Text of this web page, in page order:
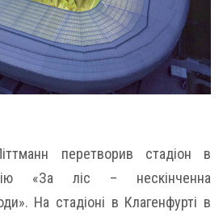
перетворив стадіон в
«За ліс – нескінченна
На стадіоні в Клагенфурті в